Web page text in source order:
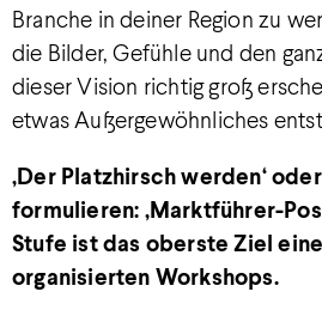
Branche in deiner Region zu
die Bilder, Gefühle und den
dieser Vision richtig groß
etwas Außergewöhnliches
‚Der Platzhirsch werden‘
formulieren: ‚Marktführer-
Stufe ist das oberste Ziel
organisierten Workshops.